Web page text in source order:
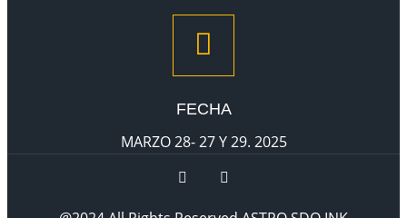
FECHA
MARZO 28- 27 Y 29. 2025